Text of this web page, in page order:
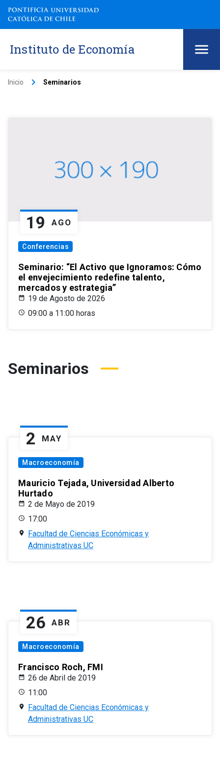
Instituto de Economía
Inicio keyboard_arrow_right Seminarios
19 AGO
Conferencias
Seminario: “El Activo que Ignoramos: Cómo
el envejecimiento redefine talento,
mercados y estrategia”
19 de Agosto de 2026
09:00 a 11:00 horas
Seminarios
2 MAY
Macroeconomía
Mauricio Tejada, Universidad Alberto
Hurtado
2 de Mayo de 2019
17:00
Facultad de Ciencias Económicas y
Administrativas UC
26 ABR
Macroeconomía
Francisco Roch, FMI
26 de Abril de 2019
11:00
Facultad de Ciencias Económicas y
Administrativas UC